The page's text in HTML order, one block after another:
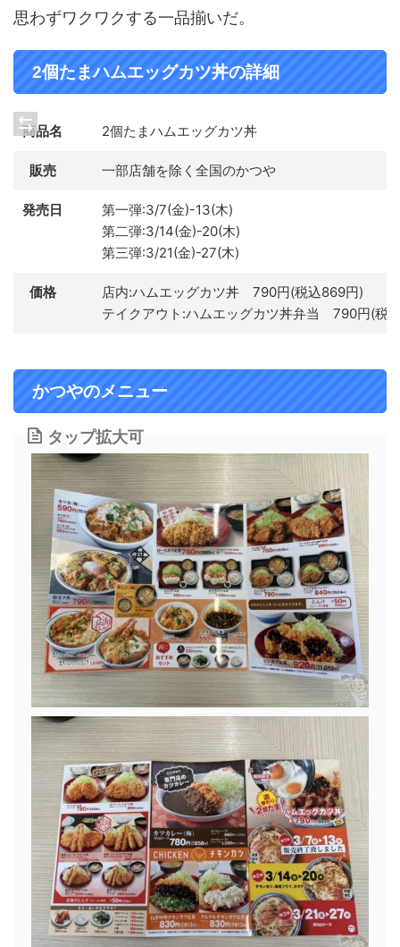
思わずワクワクする一品揃いだ。
2個たまハムエッグカツ丼の詳細
商品名 2個たまハムエッグカツ丼
販売 一部店舗を除く全国のかつや
発売日
第一弾:3/7(金)-13(木)
第二弾:3/14(金)-20(木)
第三弾:3/21(金)-27(木)
価格
店内:ハムエッグカツ丼 790円(税込869円)
テイクアウト:ハムエッグカツ丼弁当 790円(税
かつやのメニュー
タップ拡大可